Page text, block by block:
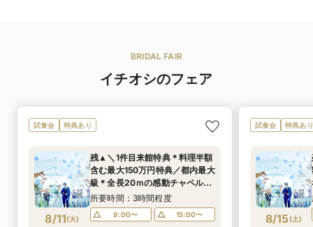
BRIDAL FAIR
イチオシのフェア
試食会 特典あり
8/11(火)
残▲＼1件目来館特典＊料理半額
含む最大150万円特典／都内最大
級＊全長20ｍの感動チャペル体
験×デザート試食体験付きBIG
フェア
所要時間：3時間程度
9:00〜 15:00〜
試食会 特典あり
8/15(土)